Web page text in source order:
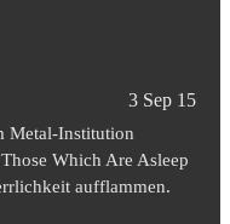
3 Sep 15
Metal-Institution
Which Are Asleep
aufflammen.